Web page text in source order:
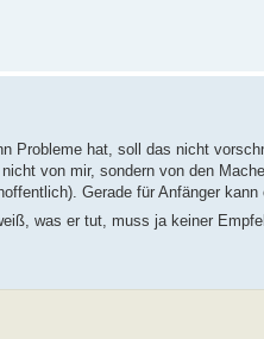
Probleme hat, soll das nicht
von mir, sondern von den
Gerade für Anfänger
was er tut, muss ja keiner